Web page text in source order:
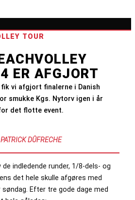
TOUR
ER AFGJORT
fik vi afgjort finalerne i Danish
smukke Kgs. Nytorv igen i år
det flotte event.
PATRICK DÛFRECHE
de indledende runder, 1/8-dels- og
det hele skulle afgøres med
Efter tre gode dage med